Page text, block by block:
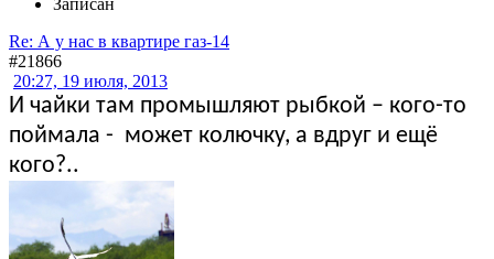
Re: А у нас в квартире газ-14
#21866
20:27, 19 июля, 2013
И чайки там промышляют рыбкой – кого-то
поймала - может колючку, а вдруг и ещё
кого?..